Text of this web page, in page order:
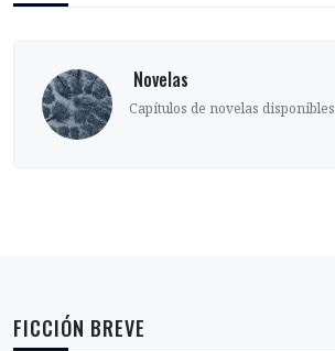
‎ Novelas
Capítulos de novelas disponibles
FICCIÓN BREVE